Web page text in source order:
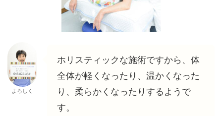
よろしく
ホリスティックな施術ですから、体
全体が軽くなったり、温かくなった
り、柔らかくなったりするようで
す。